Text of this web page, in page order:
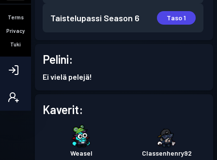
Terms
Privacy
Tuki
Taistelupassi Season 6 Taso 1
Pelini:
Ei vielä pelejä!
Kaverit:
Weasel Classenhenry92